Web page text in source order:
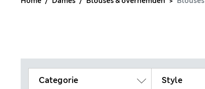
Categorie Style